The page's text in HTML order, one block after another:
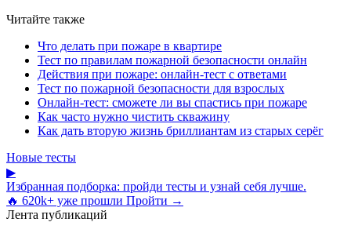
Читайте также
Что делать при пожаре в квартире
Тест по правилам пожарной безопасности онлайн
Действия при пожаре: онлайн-тест с ответами
Тест по пожарной безопасности для взрослых
Онлайн-тест: сможете ли вы спастись при пожаре
Как часто нужно чистить скважину
Как дать вторую жизнь бриллиантам из старых серёг
Новые тесты
▶
Избранная подборка: пройди тесты и узнай себя лучше.
🔥 620k+ уже прошли Пройти →
Лента публикаций